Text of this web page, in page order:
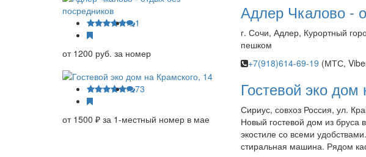
1
от 1200 руб. за номер
Адлер Чкалово -
г. Сочи, Адлер, Курортный
пешком
+7(918)614-69-19 (МТС,
73
от 1500 ₽ за 1-местный номер в мае
Гостевой эко
Сириус, совхоз Россия, ул.
Новый гостевой дом из бруса
экостиле со всеми
стиральная машина. Рядом